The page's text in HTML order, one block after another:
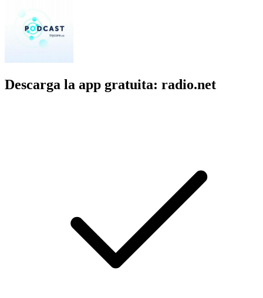
Descarga la app gratuita: radio.net